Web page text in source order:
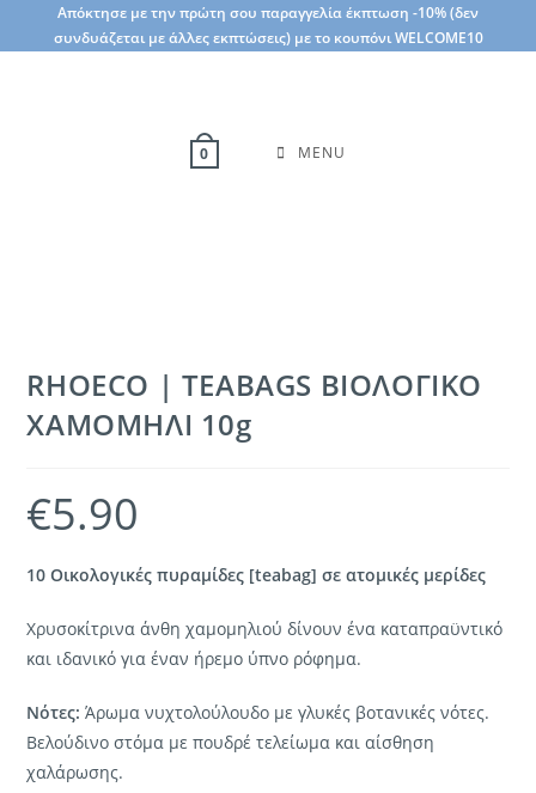
Απόκτησε με την πρώτη σου παραγγελία έκπτωση -10% (δεν
συνδυάζεται με άλλες εκπτώσεις) με το κουπόνι WELCOME10
0 MENU
RHOECO | TEABAGS ΒΙΟΛΟΓΙΚΟ
ΧΑΜΟΜΗΛΙ 10g
€5.90
10 Oικολογικές πυραμίδες [teabag] σε ατομικές μερίδες
Χρυσοκίτρινα άνθη χαμομηλιού δίνουν ένα καταπραϋντικό
και ιδανικό για έναν ήρεμο ύπνο ρόφημα.
Νότες: Άρωμα νυχτολούλουδο με γλυκές βοτανικές νότες.
Βελούδινο στόμα με πουδρέ τελείωμα και αίσθηση
χαλάρωσης.